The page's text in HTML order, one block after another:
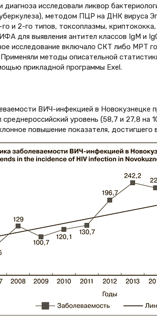
диагноза исследовали ликвор
методом ПЦР на ДНК вируса
го и 2-го типов, токсоплазмы,
для выявления антител классов IgM и
исследование включало СКТ либо МРТ
Применяли методы описательной
прикладной программы Exel.
ВИЧ-инфекцией в Новокузнецке
уровень (58,7 и 27,8 на
повышение показателя, достигшего